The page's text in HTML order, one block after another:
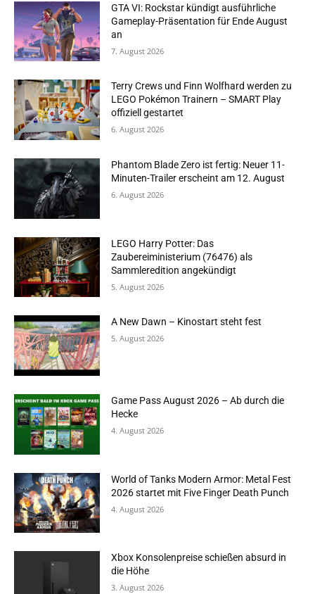
GTA VI: Rockstar kündigt ausführliche
Gameplay-Präsentation für Ende August
an
7. August 2026
Terry Crews und Finn Wolfhard werden zu
LEGO Pokémon Trainern – SMART Play
offiziell gestartet
6. August 2026
Phantom Blade Zero ist fertig: Neuer 11-
Minuten-Trailer erscheint am 12. August
6. August 2026
LEGO Harry Potter: Das
Zaubereiministerium (76476) als
Sammleredition angekündigt
5. August 2026
A New Dawn – Kinostart steht fest
5. August 2026
Game Pass August 2026 – Ab durch die
Hecke
4. August 2026
World of Tanks Modern Armor: Metal Fest
2026 startet mit Five Finger Death Punch
4. August 2026
Xbox Konsolenpreise schießen absurd in
die Höhe
3. August 2026